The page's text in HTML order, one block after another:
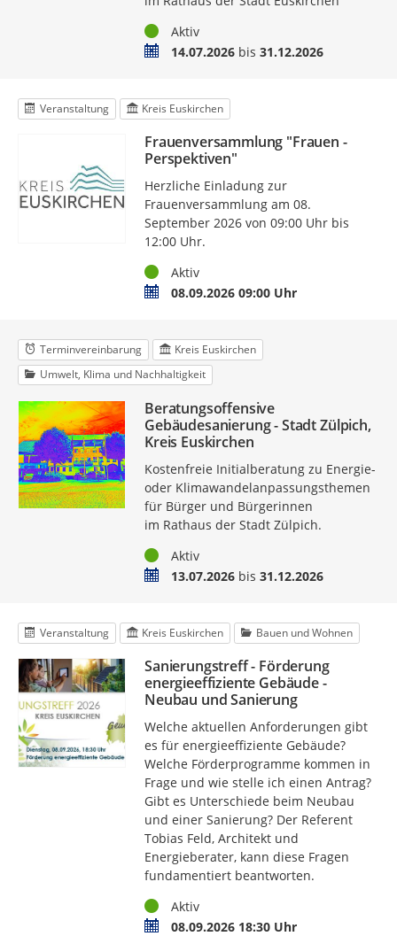
StatusAktiv
Zeitraum14.07.2026bis 31.12.2026
Veranstaltung Kreis Euskirchen
Frauenversammlung "Frauen -
Perspektiven"
Herzliche Einladung zur
Frauenversammlung am 08.
September 2026 von 09:00 Uhr bis
12:00 Uhr.
StatusAktiv
Termin08.09.2026 09:00 Uhr
Terminvereinbarung
Kreis Euskirchen
Umwelt, Klima und Nachhaltigkeit
Beratungsoffensive
Gebäudesanierung - Stadt Zülpich,
Kreis Euskirchen
Kostenfreie Initialberatung zu Energie-
oder Klimawandelanpassungsthemen
für Bürger und Bürgerinnen
im Rathaus der Stadt Zülpich.
StatusAktiv
Zeitraum13.07.2026bis 31.12.2026
Veranstaltung Kreis Euskirchen Bauen und Wohnen
Sanierungstreff - Förderung
energieeffiziente Gebäude -
Neubau und Sanierung
Welche aktuellen Anforderungen gibt
es für energieeffiziente Gebäude?
Welche Förderprogramme kommen in
Frage und wie stelle ich einen Antrag?
Gibt es Unterschiede beim Neubau
und einer Sanierung? Der Referent
Tobias Feld, Architekt und
Energieberater, kann diese Fragen
fundamentiert beantworten.
StatusAktiv
Termin08.09.2026 18:30 Uhr